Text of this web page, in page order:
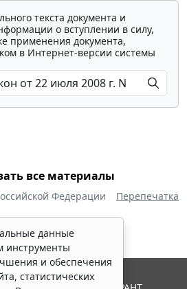
текста документа и
о вступлении в силу,
применения документа,
в Интернет-версии системы
все материалы
Федерации Перепечатка
данные
инструменты
и обеспечения
статистических